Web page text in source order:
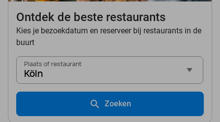
Ontdek de beste restaurants
Kies je bezoekdatum en reserveer bij restaurants in de
buurt
Plaats of restaurant
Köln
Zoeken